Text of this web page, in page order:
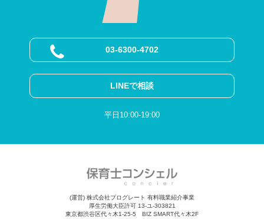
03-6300-4702
LINEで相談
平日10:00-19:00
(運営) 株式会社プログレート 有料職業紹介事業
厚生労働大臣許可 13-ユ-303821
東京都渋谷区代々木1-25-5 BIZ SMART代々木2F